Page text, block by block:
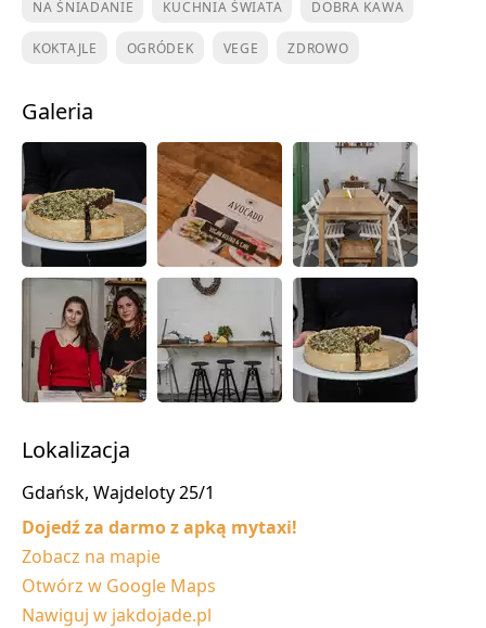
NA ŚNIADANIE KUCHNIA ŚWIATA DOBRA KAWA
KOKTAJLE OGRÓDEK VEGE ZDROWO
Galeria
Lokalizacja
Gdańsk, Wajdeloty 25/1
Dojedź za darmo z apką mytaxi!
Zobacz na mapie
Otwórz w Google Maps
Nawiguj w jakdojade.pl